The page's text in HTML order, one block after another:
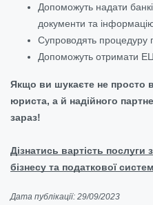
Допоможуть надати
документи та
Супроводять процедуру
Допоможуть отримати
Якщо ви шукаєте не просто
юриста, а й надійного
зараз!
Дізнатись вартість послуги
бізнесу та податкової
Дата публікації: 29/09/2023